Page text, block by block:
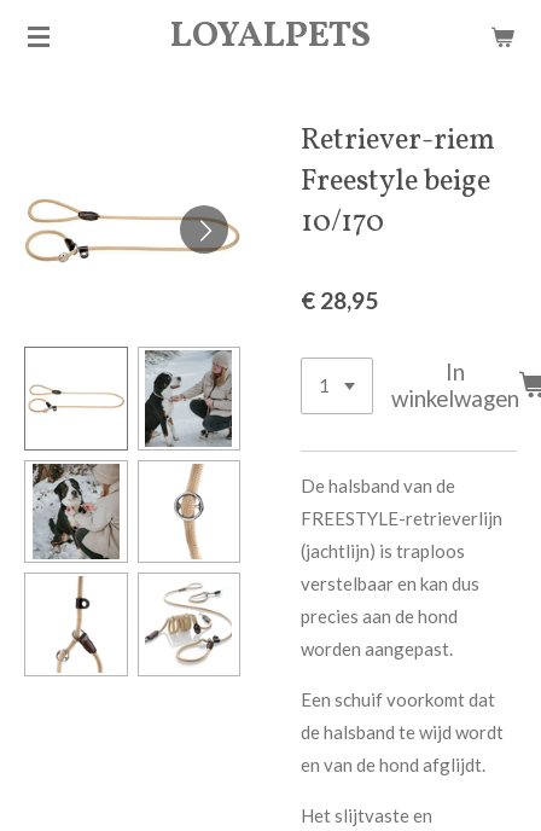
Ga
LOYALPETS
Retriever-riem
Freestyle beige
10/170
€ 28,95
In
winkelwagen
De halsband van de
FREESTYLE-retrieverlijn
(jachtlijn) is traploos
verstelbaar en kan dus
precies aan de hond
worden aangepast.
Een schuif voorkomt dat
de halsband te wijd wordt
en van de hond afglijdt.
Het slijtvaste en